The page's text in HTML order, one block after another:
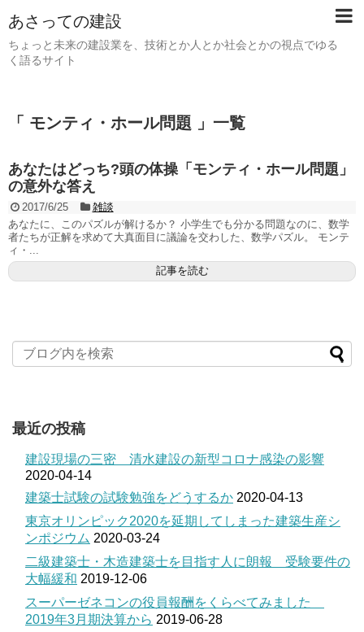
あさっての建設
ちょっと未来の建設業を、技術とか人とか社会とかの視点でゆる
く語るサイト
「 モンティ・ホール問題 」一覧
あなたはどっち?頭の体操「モンティ・ホール問題」
の意外な答え
2017/6/25
雑談
あなたに、このパズルが解けるか？ 小学生でも分かる問題なのに、数学
者たちが正解を求めて大真面目に議論を交わした、数学パズル。 モンテ
ィ・...
記事を読む
最近の投稿
建設現場の三密 清水建設の新型コロナ感染の影響
2020-04-14
建築士試験の試験勉強をどうするか 2020-04-13
東京オリンピック2020を延期してしまった建築生産シ
ンポジウム 2020-03-24
二級建築士・木造建築士を目指す人に朗報 受験要件の
大幅緩和 2019-12-06
スーパーゼネコンの役員報酬をくらべてみました
2019年3月期決算から 2019-06-28